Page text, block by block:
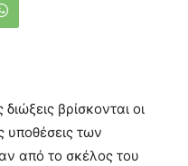
βρίσκονται οι
υποθέσεις των
από το σκέλος του